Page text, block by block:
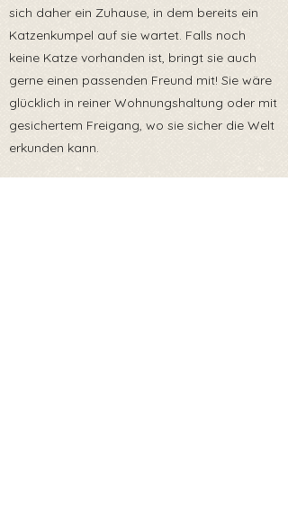
sich daher ein Zuhause, in dem bereits ein
Katzenkumpel auf sie wartet. Falls noch
keine Katze vorhanden ist, bringt sie auch
gerne einen passenden Freund mit! Sie wäre
glücklich in reiner Wohnungshaltung oder mit
gesichertem Freigang, wo sie sicher die Welt
erkunden kann.